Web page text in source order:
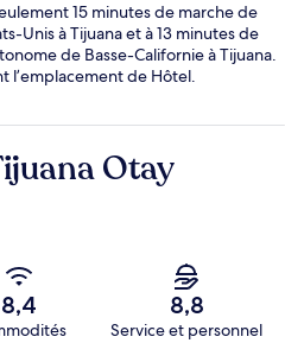
15 minutes de marche de
Unis à Tijuana et à 13 minutes de
de Basse-Californie à Tijuana.
l’emplacement de Hôtel.
Otay
8,4 8,8
Service et personnel